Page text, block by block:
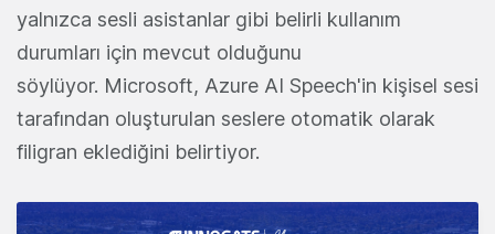
yalnızca sesli asistanlar gibi belirli kullanım
durumları için mevcut olduğunu
söylüyor. Microsoft, Azure AI Speech'in kişisel sesi
tarafından oluşturulan seslere otomatik olarak
filigran eklediğini belirtiyor.